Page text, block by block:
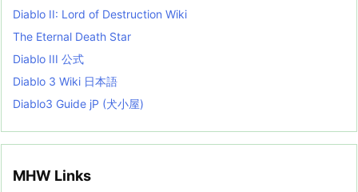
Diablo II: Lord of Destruction Wiki
The Eternal Death Star
Diablo III 公式
Diablo 3 Wiki 日本語
Diablo3 Guide jP (犬小屋)
MHW Links